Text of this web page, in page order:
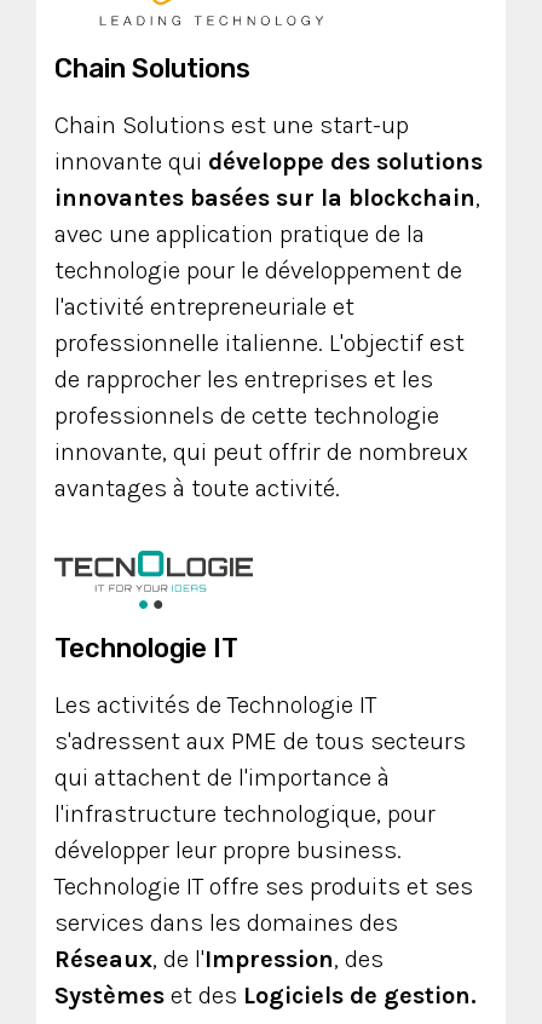
Chain Solutions
Chain Solutions est une start-up
innovante qui développe des solutions
innovantes basées sur la blockchain,
avec une application pratique de la
technologie pour le développement de
l'activité entrepreneuriale et
professionnelle italienne. L'objectif est
de rapprocher les entreprises et les
professionnels de cette technologie
innovante, qui peut offrir de nombreux
avantages à toute activité.
Technologie IT
Les activités de Technologie IT
s'adressent aux PME de tous secteurs
qui attachent de l'importance à
l'infrastructure technologique, pour
développer leur propre business.
Technologie IT offre ses produits et ses
services dans les domaines des
Réseaux, de l'Impression, des
Systèmes et des Logiciels de gestion.